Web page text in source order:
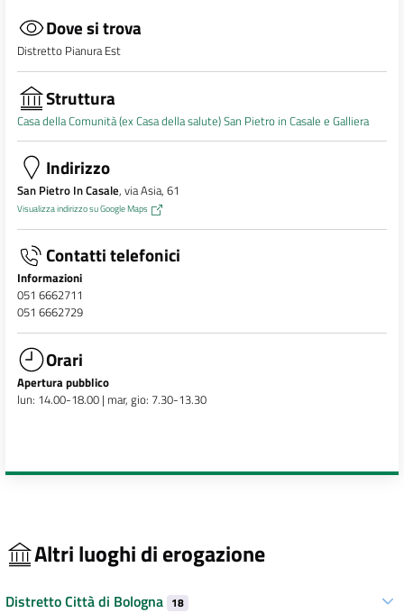
Dove si trova
Distretto Pianura Est
Struttura
Casa della Comunità (ex Casa della salute) San Pietro in Casale e Galliera
Indirizzo
San Pietro In Casale, via Asia, 61
Visualizza indirizzo su Google Maps
Contatti telefonici
Informazioni
051 6662711
051 6662729
Orari
Apertura pubblico
lun: 14.00-18.00 | mar, gio: 7.30-13.30
Altri luoghi di erogazione
Distretto Città di Bologna 18